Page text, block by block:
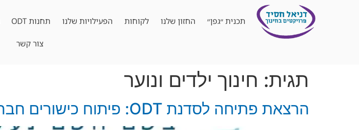
תכנית ״גפן״ החזון שלנו לקוחות הפעילויות שלנו תחנות ODT
צור קשר
תגית: חינוך ילדים ונוער
הרצאת פתיחה לסדנת ODT: פיתוח כישורים חברתיים וחיזוק הקבוצה